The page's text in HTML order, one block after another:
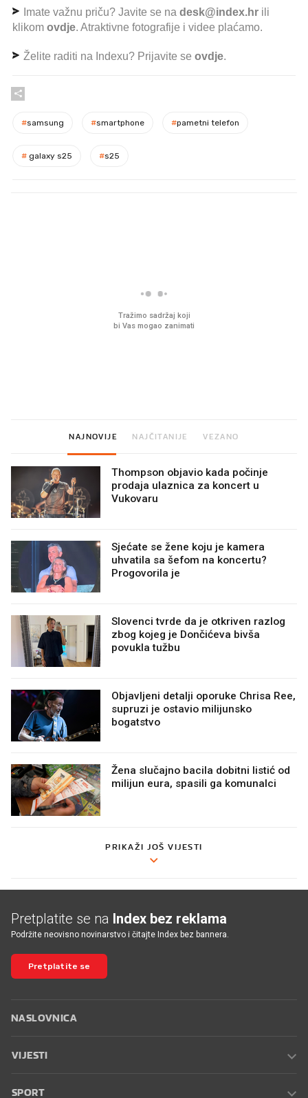
Imate važnu priču? Javite se na desk@index.hr ili
klikom ovdje. Atraktivne fotografije i videe plaćamo.
Želite raditi na Indexu? Prijavite se ovdje.
#samsung #smartphone #pametni telefon
# galaxy s25 #s25
NAJNOVIJE NAJČITANIJE VEZANO
Thompson objavio kada počinje
prodaja ulaznica za koncert u
Vukovaru
Sjećate se žene koju je kamera
uhvatila sa šefom na koncertu?
Progovorila je
Slovenci tvrde da je otkriven razlog
zbog kojeg je Dončićeva bivša
povukla tužbu
Objavljeni detalji oporuke Chrisa Ree,
supruzi je ostavio milijunsko
bogatstvo
Žena slučajno bacila dobitni listić od
milijun eura, spasili ga komunalci
PRIKAŽI JOŠ VIJESTI
Pretplatite se na Index bez reklama
Podržite neovisno novinarstvo i čitajte Index bez bannera.
Pretplatite se
NASLOVNICA
VIJESTI
SPORT